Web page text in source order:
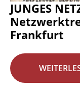
JUNGES
Frankfurt